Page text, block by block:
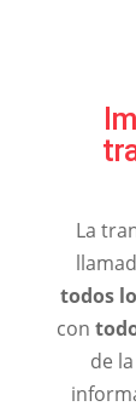
La
todos
con
de